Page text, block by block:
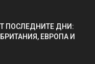
ПОСЛЕДНИТЕ ДНИ:
ЕВРОПА И